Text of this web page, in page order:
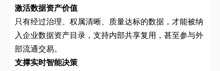
激活数据资产价值
只有经过治理、权属清晰、质量达标的数据，才能被纳
入企业数据资产目录，支持内部共享复用，甚至参与外
部流通交易。
支撑实时智能决策